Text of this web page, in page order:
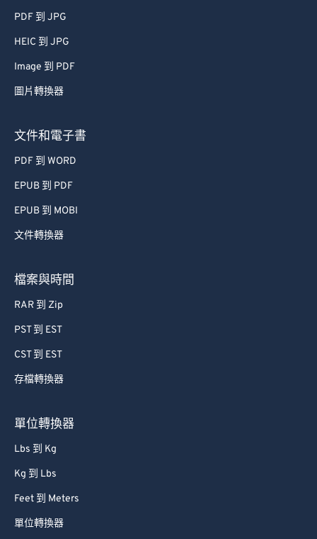
PDF 到 JPG
HEIC 到 JPG
Image 到 PDF
圖片轉換器
文件和電子書
PDF 到 WORD
EPUB 到 PDF
EPUB 到 MOBI
文件轉換器
檔案與時間
RAR 到 Zip
PST 到 EST
CST 到 EST
存檔轉換器
單位轉換器
Lbs 到 Kg
Kg 到 Lbs
Feet 到 Meters
單位轉換器